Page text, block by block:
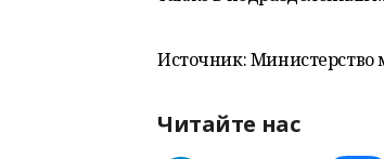
Источник: Министерство
Читайте нас